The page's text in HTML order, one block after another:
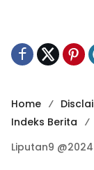
Home
Indeks Berita
Liputan9